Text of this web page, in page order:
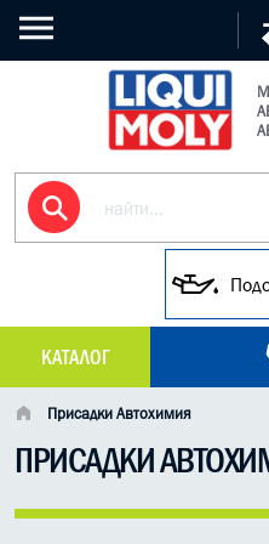
КАТАЛОГ
МАСЛО МОТОРНОЕ
ГРУЗОВЫЕ МАСЛА
ГИДРАВЛИЧЕСКИЕ МАСЛА
Присадки Автохимия
ПРИСАДКИ